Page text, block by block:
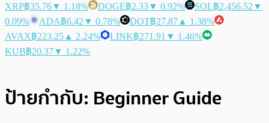
XRP฿35.76▼ 1.18% DOGE฿2.33▼ 0.92% SOL฿2,456.52 ▼
0.09%
ADA฿6.42 ▼ 0.78% DOT฿27.87 ▲ 1.38%
AVAX฿223.25 ▲ 2.24% LINK฿271.91 ▼ 1.46%
KUB฿20.37▼ 1.22%
ป้ายกำกับ: Beginner Guide